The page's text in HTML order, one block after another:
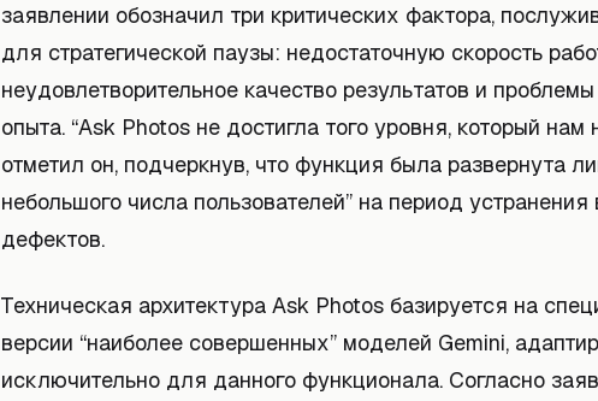
заявлении обозначил три критических фактора,
для стратегической паузы: недостаточную скорость
неудовлетворительное качество результатов и
опыта. “Ask Photos не достигла того уровня, который нам
отметил он, подчеркнув, что функция была развернута
небольшого числа пользователей” на период
дефектов.
Техническая архитектура Ask Photos базируется на
версии “наиболее совершенных” моделей Gemini,
исключительно для данного функционала. Согласно